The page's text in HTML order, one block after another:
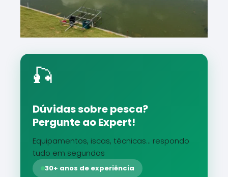
🎣
Dúvidas sobre pesca?
Pergunte ao Expert!
Equipamentos, iscas, técnicas... respondo
tudo em segundos
30+ anos de experiência